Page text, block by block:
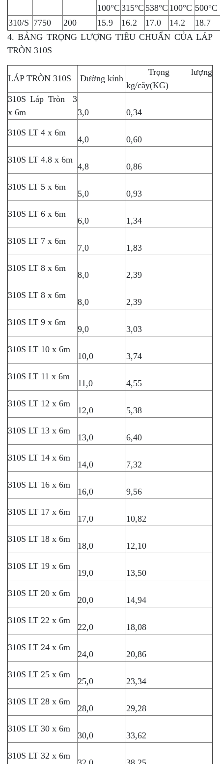
100°C 315°C 538°C 100°C 500°C
310/S 7750 200 15.9 16.2 17.0 14.2
18.7
4. BẢNG TRỌNG LƯỢNG TIÊU CHUẨN CỦA LÁP
TRÒN 310S
LÁP TRÒN 310S Đường kính
Trọng lượng
kg/cây(KG)
310S Láp Tròn 3
x 6m
3,0 0,34
310S LT 4 x 6m
4,0 0,60
310S LT 4.8 x 6m
4,8 0,86
310S LT 5 x 6m
5,0 0,93
310S LT 6 x 6m
6,0 1,34
310S LT 7 x 6m
7,0 1,83
310S LT 8 x 6m
8,0 2,39
310S LT 8 x 6m
8,0 2,39
310S LT 9 x 6m
9,0 3,03
310S LT 10 x 6m
10,0 3,74
310S LT 11 x 6m
11,0 4,55
310S LT 12 x 6m
12,0 5,38
310S LT 13 x 6m
13,0 6,40
310S LT 14 x 6m
14,0 7,32
310S LT 16 x 6m
16,0 9,56
310S LT 17 x 6m
17,0 10,82
310S LT 18 x 6m
18,0 12,10
310S LT 19 x 6m
19,0 13,50
310S LT 20 x 6m
20,0 14,94
310S LT 22 x 6m
22,0 18,08
310S LT 24 x 6m
24,0 20,86
310S LT 25 x 6m
25,0 23,34
310S LT 28 x 6m
28,0 29,28
310S LT 30 x 6m
30,0 33,62
310S LT 32 x 6m